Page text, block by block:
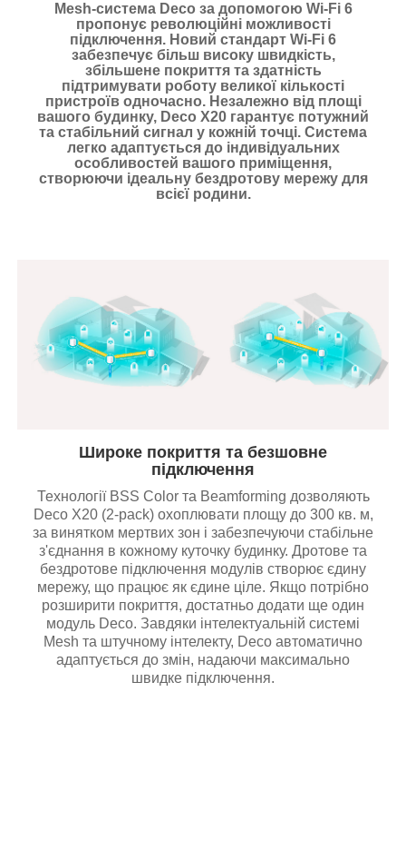
Mesh-система Deco за допомогою Wi-Fi 6
пропонує революційні можливості
підключення. Новий стандарт Wi-Fi 6
забезпечує більш високу швидкість,
збільшене покриття та здатність
підтримувати роботу великої кількості
пристроїв одночасно. Незалежно від площі
вашого будинку, Deco X20 гарантує потужний
та стабільний сигнал у кожній точці. Система
легко адаптується до індивідуальних
особливостей вашого приміщення,
створюючи ідеальну бездротову мережу для
всієї родини.
Широке покриття та безшовне
підключення
Технології BSS Color та Beamforming дозволяють
Deco X20 (2-pack) охоплювати площу до 300 кв. м,
за винятком мертвих зон і забезпечуючи стабільне
з'єднання в кожному куточку будинку. Дротове та
бездротове підключення модулів створює єдину
мережу, що працює як єдине ціле. Якщо потрібно
розширити покриття, достатньо додати ще один
модуль Deco. Завдяки інтелектуальній системі
Mesh та штучному інтелекту, Deco автоматично
адаптується до змін, надаючи максимально
швидке підключення.